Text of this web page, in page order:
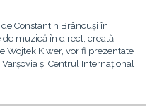
Constantin Brâncuși în
de muzică în direct, creată
Wojtek Kiwer, vor fi prezentate
și Centrul Internațional